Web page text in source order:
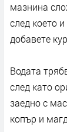
мазнина
след което
добавете
Водата
след като
заедно с
копър и